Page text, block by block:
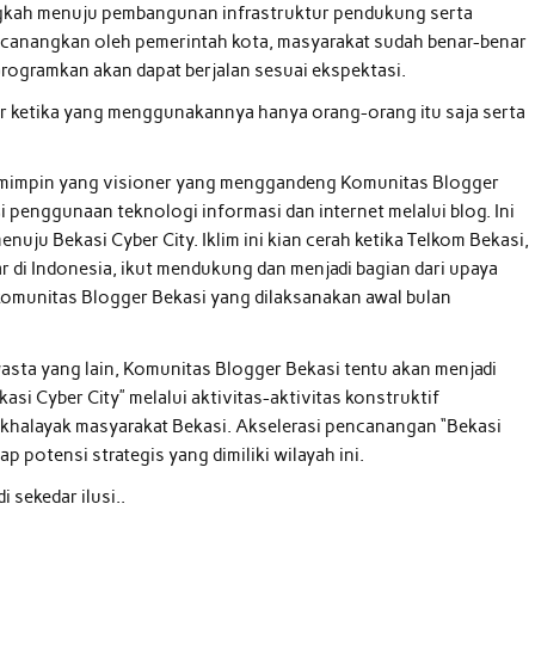
menuju pembangunan infrastruktur pendukung serta
oleh pemerintah kota, masyarakat sudah benar-benar
akan dapat berjalan sesuai ekspektasi.
yang menggunakannya hanya orang-orang itu saja serta
yang visioner yang menggandeng Komunitas Blogger
penggunaan teknologi informasi dan internet melalui blog. Ini
Bekasi Cyber City. Iklim ini kian cerah ketika Telkom Bekasi,
Indonesia, ikut mendukung dan menjadi bagian dari upaya
Blogger Bekasi yang dilaksanakan awal bulan
yang lain, Komunitas Blogger Bekasi tentu akan menjadi
Cyber City” melalui aktivitas-aktivitas konstruktif
masyarakat Bekasi. Akselerasi pencanangan “Bekasi
potensi strategis yang dimiliki wilayah ini.
sekedar ilusi..